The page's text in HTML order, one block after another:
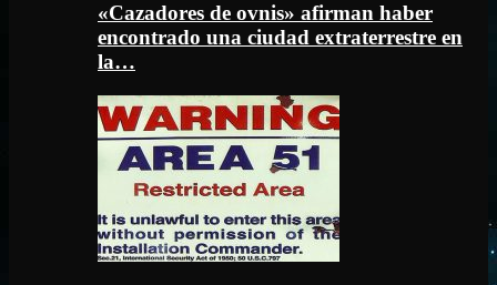
«Cazadores de ovnis» afirman haber
encontrado una ciudad extraterrestre en
la…